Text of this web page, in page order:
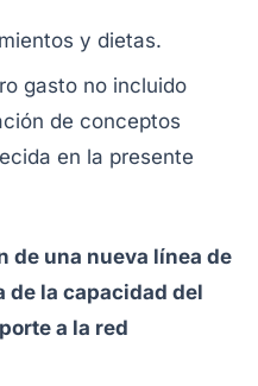
y dietas.
gasto no incluido
de conceptos
en la presente
de una nueva línea de
de la capacidad del
a la red